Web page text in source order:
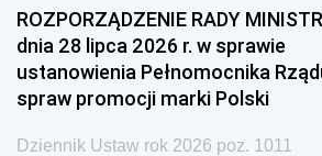
ROZPORZĄDZENIE RADY
dnia 28 lipca 2026 r. w sprawie
ustanowienia Pełnomocnika
spraw promocji marki Polski
Dziennik Ustaw rok 2026 poz. 1011